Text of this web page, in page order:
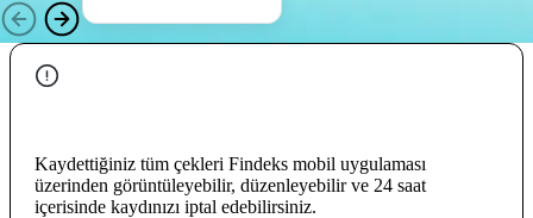
Kaydettiğiniz tüm çekleri Findeks mobil uygulaması
üzerinden görüntüleyebilir, düzenleyebilir ve 24 saat
içerisinde kaydınızı iptal edebilirsiniz.